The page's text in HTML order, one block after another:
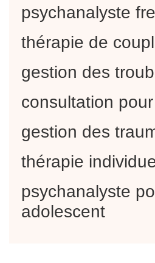
psychanalyste
thérapie de
gestion des
consultation
gestion des
thérapie
psychanalyste
adolescent